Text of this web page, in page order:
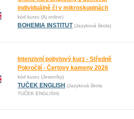
individuálně či v mikroskupinách
kód kurzu (Aj online)
BOHEMIA INSTITUT (Jazyková škola)
Intenzivní pobytový kurz - Středně
Pokročilí - Čertovy kameny 2026
kód kurzu (Jeseníky)
TUČEK ENGLISH (Jazyková škola
TUČEK ENGLISH)